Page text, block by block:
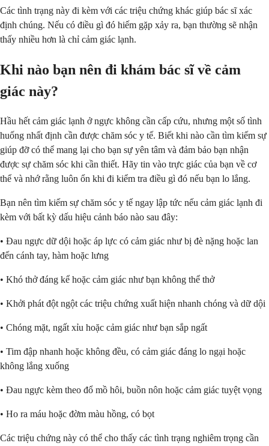
Các tình trạng này đi kèm với các triệu chứng khác giúp bác sĩ xác
định chúng. Nếu có điều gì đó hiếm gặp xảy ra, bạn thường sẽ nhận
thấy nhiều hơn là chỉ cảm giác lạnh.
Khi nào bạn nên đi khám bác sĩ về cảm
giác này?
Hầu hết cảm giác lạnh ở ngực không cần cấp cứu, nhưng một số tình
huống nhất định cần được chăm sóc y tế. Biết khi nào cần tìm kiếm sự
giúp đỡ có thể mang lại cho bạn sự yên tâm và đảm bảo bạn nhận
được sự chăm sóc khi cần thiết. Hãy tin vào trực giác của bạn về cơ
thể và nhớ rằng luôn ổn khi đi kiểm tra điều gì đó nếu bạn lo lắng.
Bạn nên tìm kiếm sự chăm sóc y tế ngay lập tức nếu cảm giác lạnh đi
kèm với bất kỳ dấu hiệu cảnh báo nào sau đây:
• Đau ngực dữ dội hoặc áp lực có cảm giác như bị đè nặng hoặc lan
đến cánh tay, hàm hoặc lưng
• Khó thở đáng kể hoặc cảm giác như bạn không thể thở
• Khởi phát đột ngột các triệu chứng xuất hiện nhanh chóng và dữ dội
• Chóng mặt, ngất xỉu hoặc cảm giác như bạn sắp ngất
• Tim đập nhanh hoặc không đều, có cảm giác đáng lo ngại hoặc
không lắng xuống
• Đau ngực kèm theo đổ mồ hôi, buồn nôn hoặc cảm giác tuyệt vọng
• Ho ra máu hoặc đờm màu hồng, có bọt
Các triệu chứng này có thể cho thấy các tình trạng nghiêm trọng cần